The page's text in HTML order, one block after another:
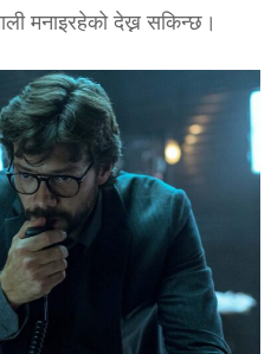
मनाइरहेको देख्न सकिन्छ।